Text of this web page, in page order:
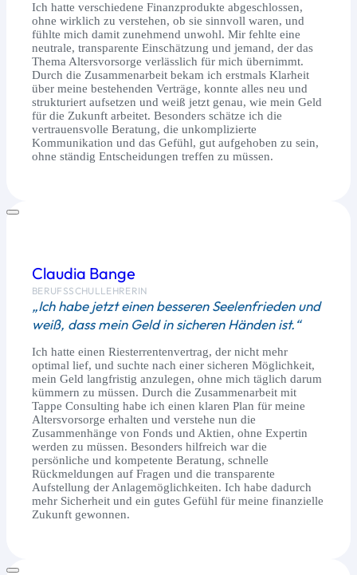
Ich hatte verschiedene Finanzprodukte abgeschlossen,
ohne wirklich zu verstehen, ob sie sinnvoll waren, und
fühlte mich damit zunehmend unwohl. Mir fehlte eine
neutrale, transparente Einschätzung und jemand, der das
Thema Altersvorsorge verlässlich für mich übernimmt.
Durch die Zusammenarbeit bekam ich erstmals Klarheit
über meine bestehenden Verträge, konnte alles neu und
strukturiert aufsetzen und weiß jetzt genau, wie mein Geld
für die Zukunft arbeitet. Besonders schätze ich die
vertrauensvolle Beratung, die unkomplizierte
Kommunikation und das Gefühl, gut aufgehoben zu sein,
ohne ständig Entscheidungen treffen zu müssen.
Claudia Bange
BERUFSSCHULLEHRERIN
„Ich habe jetzt einen besseren Seelenfrieden und
weiß, dass mein Geld in sicheren Händen ist.“
Ich hatte einen Riesterrentenvertrag, der nicht mehr
optimal lief, und suchte nach einer sicheren Möglichkeit,
mein Geld langfristig anzulegen, ohne mich täglich darum
kümmern zu müssen. Durch die Zusammenarbeit mit
Tappe Consulting habe ich einen klaren Plan für meine
Altersvorsorge erhalten und verstehe nun die
Zusammenhänge von Fonds und Aktien, ohne Expertin
werden zu müssen. Besonders hilfreich war die
persönliche und kompetente Beratung, schnelle
Rückmeldungen auf Fragen und die transparente
Aufstellung der Anlagemöglichkeiten. Ich habe dadurch
mehr Sicherheit und ein gutes Gefühl für meine finanzielle
Zukunft gewonnen.